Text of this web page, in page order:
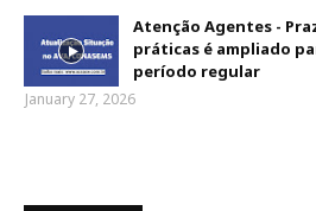
Atenção Agentes -
práticas é ampliado
período regular
January 27, 2026